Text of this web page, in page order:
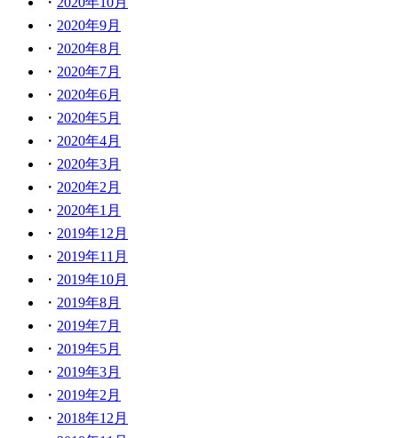
2020年9月
2020年8月
2020年7月
2020年6月
2020年5月
2020年4月
2020年3月
2020年2月
2020年1月
2019年12月
2019年11月
2019年10月
2019年8月
2019年7月
2019年5月
2019年3月
2019年2月
2018年12月